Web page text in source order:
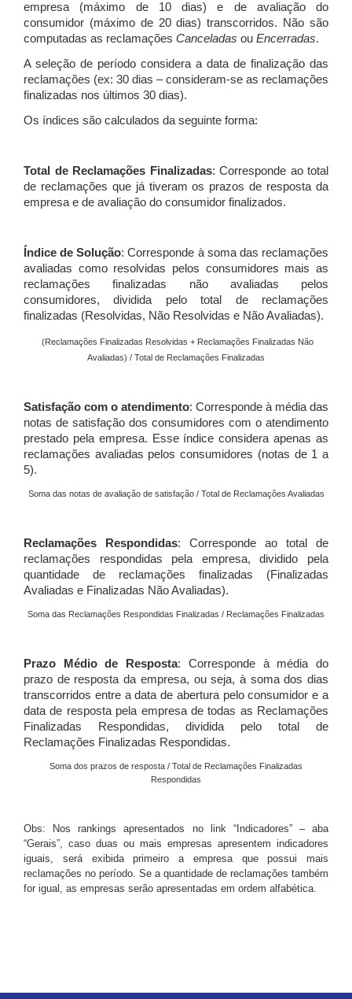
empresa (máximo de 10 dias) e de avaliação do
consumidor (máximo de 20 dias) transcorridos. Não são
computadas as reclamações Canceladas ou Encerradas.
A seleção de período considera a data de finalização das
reclamações (ex: 30 dias – consideram-se as reclamações
finalizadas nos últimos 30 dias).
Os índices são calculados da seguinte forma:
Total de Reclamações Finalizadas: Corresponde ao total
de reclamações que já tiveram os prazos de resposta da
empresa e de avaliação do consumidor finalizados.
Índice de Solução: Corresponde à soma das reclamações
avaliadas como resolvidas pelos consumidores mais as
reclamações finalizadas não avaliadas pelos
consumidores, dividida pelo total de reclamações
finalizadas (Resolvidas, Não Resolvidas e Não Avaliadas).
(Reclamações Finalizadas Resolvidas + Reclamações Finalizadas Não
Avaliadas) / Total de Reclamações Finalizadas
Satisfação com o atendimento: Corresponde à média das
notas de satisfação dos consumidores com o atendimento
prestado pela empresa. Esse índice considera apenas as
reclamações avaliadas pelos consumidores (notas de 1 a
5).
Soma das notas de avaliação de satisfação / Total de Reclamações Avaliadas
Reclamações Respondidas: Corresponde ao total de
reclamações respondidas pela empresa, dividido pela
quantidade de reclamações finalizadas (Finalizadas
Avaliadas e Finalizadas Não Avaliadas).
Soma das Reclamações Respondidas Finalizadas / Reclamações Finalizadas
Prazo Médio de Resposta: Corresponde à média do
prazo de resposta da empresa, ou seja, à soma dos dias
transcorridos entre a data de abertura pelo consumidor e a
data de resposta pela empresa de todas as Reclamações
Finalizadas Respondidas, dividida pelo total de
Reclamações Finalizadas Respondidas.
Soma dos prazos de resposta / Total de Reclamações Finalizadas
Respondidas
Obs: Nos rankings apresentados no link “Indicadores” – aba
“Gerais”, caso duas ou mais empresas apresentem indicadores
iguais, será exibida primeiro a empresa que possui mais
reclamações no período. Se a quantidade de reclamações também
for igual, as empresas serão apresentadas em ordem alfabética.